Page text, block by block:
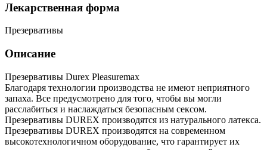
Лекарственная форма
Презервативы
Описание
Презервативы Durex Pleasuremax
Благодаря технологии производства не имеют неприятного
запаха. Все предусмотрено для того, чтобы вы могли
расслабиться и наслаждаться безопасным сексом.
Презервативы DUREX производятся из натурального латекса.
Презервативы DUREX производятся на современном
высокотехнологичном оборудование, что гарантирует их